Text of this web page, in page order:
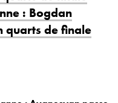
: Bogdan
quarts de finale